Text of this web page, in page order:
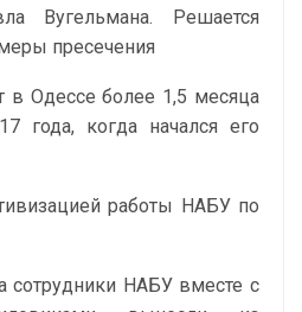
Вугельмана. Решается
пресечения
в Одессе более 1,5 месяца
года, когда начался его
работы НАБУ по
сотрудники НАБУ вместе с